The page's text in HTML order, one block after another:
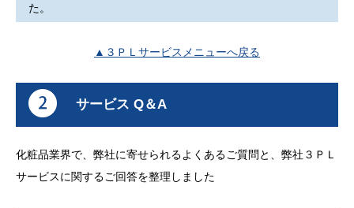
た。
▲３ＰＬサービスメニューへ戻る
サービス Q＆A
化粧品業界で、弊社に寄せられるよくあるご質問と、弊社３ＰＬ
サービスに関するご回答を整理しました